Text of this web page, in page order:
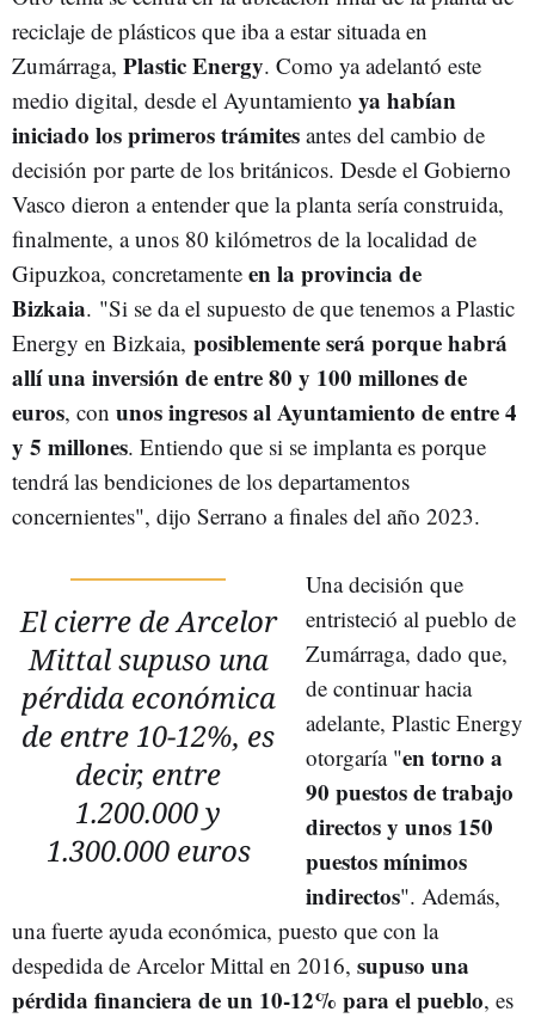
reciclaje de plásticos que iba a estar situada en
Zumárraga, Plastic Energy. Como ya adelantó este
medio digital, desde el Ayuntamiento ya habían
iniciado los primeros trámites antes del cambio de
decisión por parte de los británicos. Desde el Gobierno
Vasco dieron a entender que la planta sería construida,
finalmente, a unos 80 kilómetros de la localidad de
Gipuzkoa, concretamente en la provincia de
Bizkaia. "Si se da el supuesto de que tenemos a Plastic
Energy en Bizkaia, posiblemente será porque habrá
allí una inversión de entre 80 y 100 millones de
euros, con unos ingresos al Ayuntamiento de entre 4
y 5 millones. Entiendo que si se implanta es porque
tendrá las bendiciones de los departamentos
concernientes", dijo Serrano a finales del año 2023.
El cierre de Arcelor
Mittal supuso una
pérdida económica
de entre 10-12%, es
decir, entre
1.200.000 y
1.300.000 euros
Una decisión que
entristeció al pueblo de
Zumárraga, dado que,
de continuar hacia
adelante, Plastic Energy
otorgaría "en torno a
90 puestos de trabajo
directos y unos 150
puestos mínimos
indirectos". Además,
una fuerte ayuda económica, puesto que con la
despedida de Arcelor Mittal en 2016, supuso una
pérdida financiera de un 10-12% para el pueblo, es